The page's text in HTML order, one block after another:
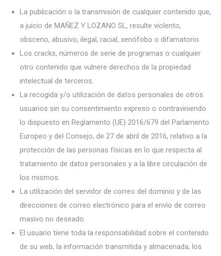
La publicación o la transmisión de cualquier contenido que,
a juicio de MAÑEZ Y LOZANO SL, resulte violento,
obsceno, abusivo, ilegal, racial, xenófobo o difamatorio.
Los cracks, números de serie de programas o cualquier
otro contenido que vulnere derechos de la propiedad
intelectual de terceros.
La recogida y/o utilización de datos personales de otros
usuarios sin su consentimiento expreso o contraviniendo
lo dispuesto en Reglamento (UE) 2016/679 del Parlamento
Europeo y del Consejo, de 27 de abril de 2016, relativo a la
protección de las personas físicas en lo que respecta al
tratamiento de datos personales y a la libre circulación de
los mismos.
La utilización del servidor de correo del dominio y de las
direcciones de correo electrónico para el envío de correo
masivo no deseado.
El usuario tiene toda la responsabilidad sobre el contenido
de su web, la información transmitida y almacenada, los